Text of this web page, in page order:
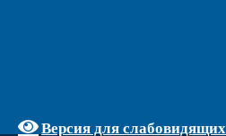
Версия для слабовидящих